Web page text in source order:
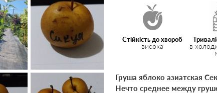
Стійкість до хвороб
висока
в
Груша яблоко азиатская
Нечто среднее между